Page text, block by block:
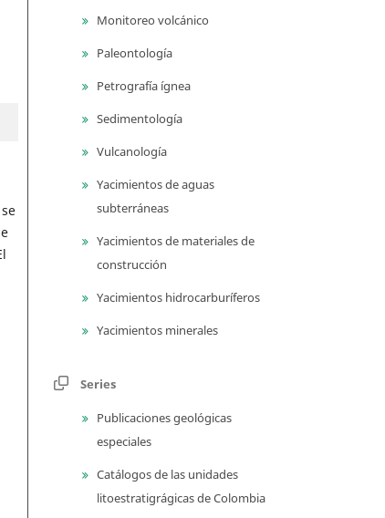
Monitoreo volcánico
Paleontología
Petrografía ígnea
Sedimentología
Vulcanología
Yacimientos de aguas
subterráneas
Yacimientos de materiales de
construcción
Yacimientos hidrocarburíferos
Yacimientos minerales
Series
Publicaciones geológicas
especiales
Catálogos de las unidades
litoestratigrágicas de Colombia